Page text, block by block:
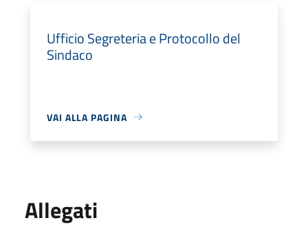
Ufficio Segreteria e Protocollo del
Sindaco
VAI ALLA PAGINA
Allegati